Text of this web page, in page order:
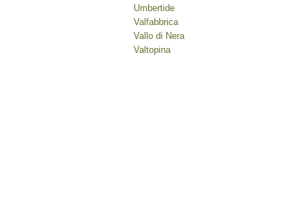
Umbertide
Valfabbrica
Vallo di Nera
Valtopina